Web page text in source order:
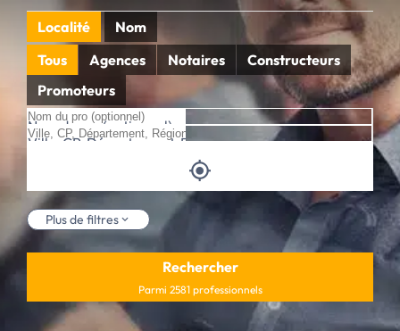
Localité
Nom
Tous
Agences Notaires
Constructeurs
Promoteurs
Nom du pro (optionnel)
Ville, CP, Département, Région
Plus de filtres
Rechercher
Parmi 2581 professionnels